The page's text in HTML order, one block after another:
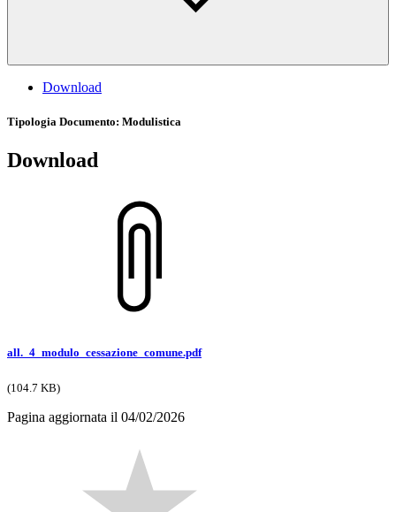
Download
Tipologia Documento: Modulistica
Download
all._4_modulo_cessazione_comune.pdf
(104.7 KB)
Pagina aggiornata il 04/02/2026